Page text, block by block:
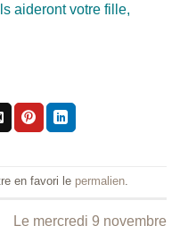
aideront votre fille,
en favori le permalien.
Le mercredi 9 novembre